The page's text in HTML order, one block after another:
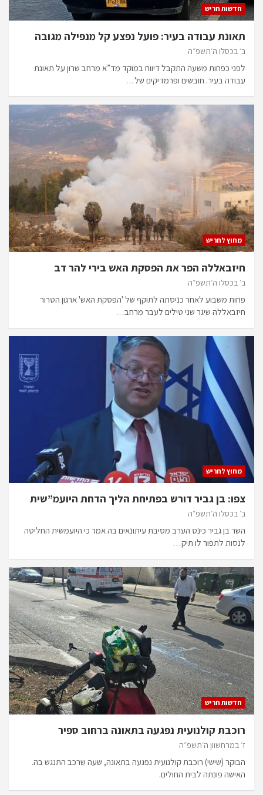
חדשות חריש
תאונת עבודה בעיר: פועל נפצע קל מנפילה מגובה
ב׳ בכסלו ה׳תשפ״ה
לפני כפחות משעה התקבל דיווח במוקד מד”א מרחב שרון על תאונת
עבודה בעיר. חובשים ופרמדיקים של…
מחוץ לחריש
חיזבאללה הפר את הפסקת האש בירי להר דב
ב׳ בכסלו ה׳תשפ״ה
פחות משבוע לאחר כניסתה לתוקף של 'הפסקת האש' ארגון הטרור
חיזבאללה שיגר שני טילים לעבר מרחב…
מחוץ לחריש
צפו: בן גביר דורש בפתיחת הליך הדחת היועמ”שית
ב׳ בכסלו ה׳תשפ״ה
השר בן גביר כינס הערב מסיבת עיתונאים בה אמר כי היועמשית החליטה
לנסות לתפור לו תיק…
חדשות חריש
רוכבת קולנועית נפגעה בתאונה ברחוב ספיר
ז׳ במרחשוון ה׳תשפ״ה
הבוקר (שישי) רוכבת קולנועית נפגעה בתאונה, שעה שרכב התנגש בה.
האישה פונתה לבית החולים.